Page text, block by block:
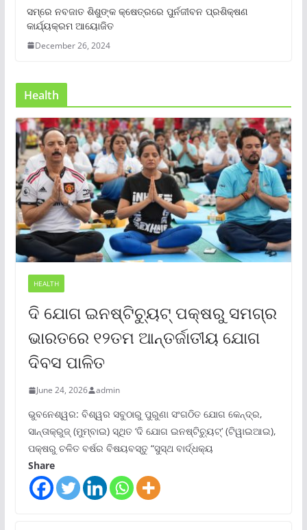
ସମ୍‌ରେ ନବଜାତ ଶିଶୁଙ୍କ କ୍ଷେତ୍ରରେ ପୁର୍ନଜୀବନ ପ୍ରଶିକ୍ଷଣ
କାର୍ଯ୍ୟକ୍ରମ ଆୟୋଜିତ
December 26, 2024
Health
HEALTH
ଦି ଯୋଗ ଇନଷ୍ଟିଚ୍ୟୁଟ୍ ପକ୍ଷରୁ ସମଗ୍ର
ଭାରତରେ ୧୨ତମ ଆନ୍ତର୍ଜାତୀୟ ଯୋଗ
ଦିବସ ପାଳିତ
June 24, 2026 admin
ଭୁବନେଶ୍ୱର: ବିଶ୍ୱର ସବୁଠାରୁ ପୁରୁଣା ସଂଗଠିତ ଯୋଗ କେନ୍ଦ୍ର,
ସାନ୍ତାକ୍ରୁଜ୍ (ମୁମ୍ବାଇ) ସ୍ଥିତ ‘ଦି ଯୋଗ ଇନଷ୍ଟିଚ୍ୟୁଟ୍‌’ (ଟିୱାଇଆଇ),
ପକ୍ଷରୁ ଚଳିତ ବର୍ଷର ବିଷୟବସ୍ତୁ “ସୁସ୍ଥ ବାର୍ଦ୍ଧକ୍ୟ
Share